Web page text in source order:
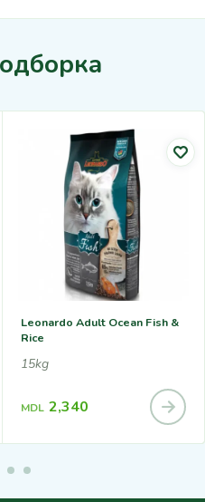
Leonardo Adult Ocean Fish &
Rice
15kg
MDL 2,340